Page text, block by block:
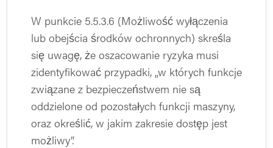
W punkcie 5.5.3.6 (Możliwość wyłączenia
lub obejścia środków ochronnych) skreśla
się uwagę, że oszacowanie ryzyka musi
zidentyfikować przypadki, „w których funkcje
związane z bezpieczeństwem nie są
oddzielone od pozostałych funkcji maszyny,
oraz określić, w jakim zakresie dostęp jest
możliwy”.